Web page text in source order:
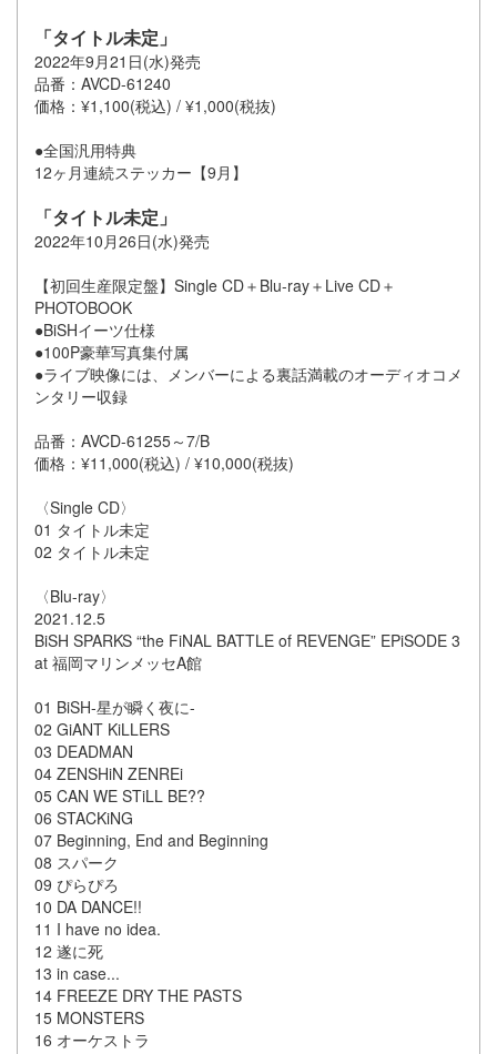
「タイトル未定」
2022年9月21日(水)発売
品番：AVCD-61240
価格：¥1,100(税込) / ¥1,000(税抜)
●全国汎用特典
12ヶ月連続ステッカー【9月】
「タイトル未定」
2022年10月26日(水)発売
【初回生産限定盤】Single CD＋Blu-ray＋Live CD＋
PHOTOBOOK
●BiSHイーツ仕様
●100P豪華写真集付属
●ライブ映像には、メンバーによる裏話満載のオーディオコメ
ンタリー収録
品番：AVCD-61255～7/B
価格：¥11,000(税込) / ¥10,000(税抜)
〈Single CD〉
01 タイトル未定
02 タイトル未定
〈Blu-ray〉
2021.12.5
BiSH SPARKS “the FiNAL BATTLE of REVENGE” EPiSODE 3
at 福岡マリンメッセA館
01 BiSH-星が瞬く夜に-
02 ​​GiANT KiLLERS
03 DEADMAN
04 ZENSHiN ZENREi
05 CAN WE STiLL BE??
06 STACKiNG
07 Beginning, End and Beginning
08 スパーク
09 ぴらぴろ
10 DA DANCE!!
11 I have no idea.
12 遂に死
13 in case...
14 FREEZE DRY THE PASTS
15 MONSTERS
16 オーケストラ